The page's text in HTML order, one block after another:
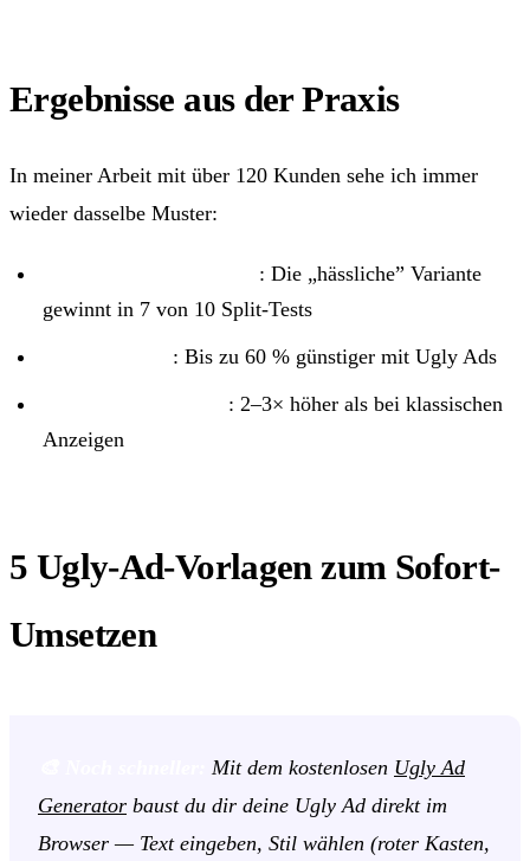
Ergebnisse aus der Praxis
In meiner Arbeit mit über 120 Kunden sehe ich immer
wieder dasselbe Muster:
: Die „hässliche” Variante
gewinnt in 7 von 10 Split-Tests
: Bis zu 60 % günstiger mit Ugly Ads
: 2–3× höher als bei klassischen
Anzeigen
5 Ugly-Ad-Vorlagen zum Sofort-
Umsetzen
Mit dem kostenlosen Ugly Ad
Generator baust du dir deine Ugly Ad direkt im
Browser — Text eingeben, Stil wählen (roter Kasten,